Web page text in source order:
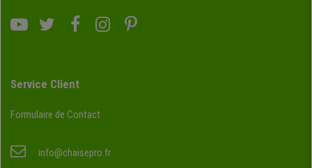
Service Client
Formulaire de Contact
info@chaisepro.fr